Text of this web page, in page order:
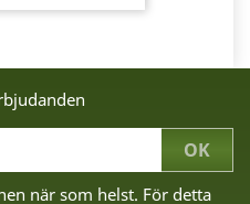
när som helst. För detta